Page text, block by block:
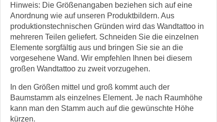
Hinweis: Die Größenangaben beziehen sich auf eine
Anordnung wie auf unseren Produktbildern. Aus
produktionstechnischen Gründen wird das Wandtattoo in
mehreren Teilen geliefert. Schneiden Sie die einzelnen
Elemente sorgfältig aus und bringen Sie sie an die
vorgesehene Wand. Wir empfehlen Ihnen bei diesem
großen Wandtattoo zu zweit vorzugehen.
In den Größen mittel und groß kommt auch der
Baumstamm als einzelnes Element. Je nach Raumhöhe
kann man den Stamm auch auf die gewünschte Höhe
kürzen.